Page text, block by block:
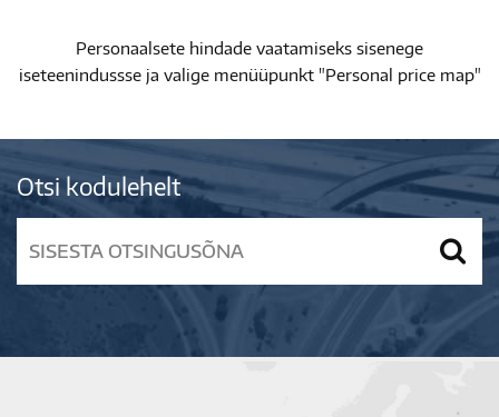
Personaalsete hindade vaatamiseks sisenege
iseteenindussse ja valige menüüpunkt "Personal price map"
Otsi kodulehelt